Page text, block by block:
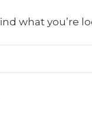
what you’re